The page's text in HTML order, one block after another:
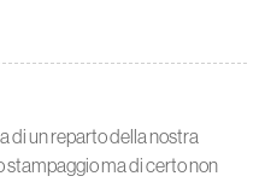
di un reparto della nostra
stampaggio ma di certo non